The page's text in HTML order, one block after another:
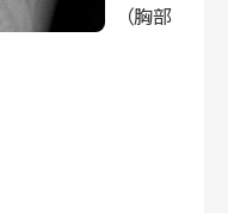
（胸部